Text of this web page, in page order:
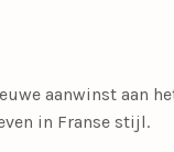
Driepoot lampen
aanwinst aan
in Franse stijl.